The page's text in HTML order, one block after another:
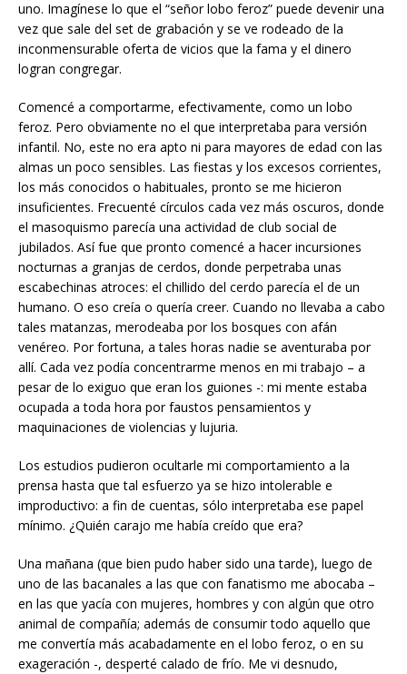
uno. Imagínese lo que el “señor lobo feroz” puede devenir una
vez que sale del set de grabación y se ve rodeado de la
inconmensurable oferta de vicios que la fama y el dinero
logran congregar.
Comencé a comportarme, efectivamente, como un lobo
feroz. Pero obviamente no el que interpretaba para versión
infantil. No, este no era apto ni para mayores de edad con las
almas un poco sensibles. Las fiestas y los excesos corrientes,
los más conocidos o habituales, pronto se me hicieron
insuficientes. Frecuenté círculos cada vez más oscuros, donde
el masoquismo parecía una actividad de club social de
jubilados. Así fue que pronto comencé a hacer incursiones
nocturnas a granjas de cerdos, donde perpetraba unas
escabechinas atroces: el chillido del cerdo parecía el de un
humano. O eso creía o quería creer. Cuando no llevaba a cabo
tales matanzas, merodeaba por los bosques con afán
venéreo. Por fortuna, a tales horas nadie se aventuraba por
allí. Cada vez podía concentrarme menos en mi trabajo – a
pesar de lo exiguo que eran los guiones -: mi mente estaba
ocupada a toda hora por faustos pensamientos y
maquinaciones de violencias y lujuria.
Los estudios pudieron ocultarle mi comportamiento a la
prensa hasta que tal esfuerzo ya se hizo intolerable e
improductivo: a fin de cuentas, sólo interpretaba ese papel
mínimo. ¿Quién carajo me había creído que era?
Una mañana (que bien pudo haber sido una tarde), luego de
uno de las bacanales a las que con fanatismo me abocaba –
en las que yacía con mujeres, hombres y con algún que otro
animal de compañía; además de consumir todo aquello que
me convertía más acabadamente en el lobo feroz, o en su
exageración -, desperté calado de frío. Me vi desnudo,